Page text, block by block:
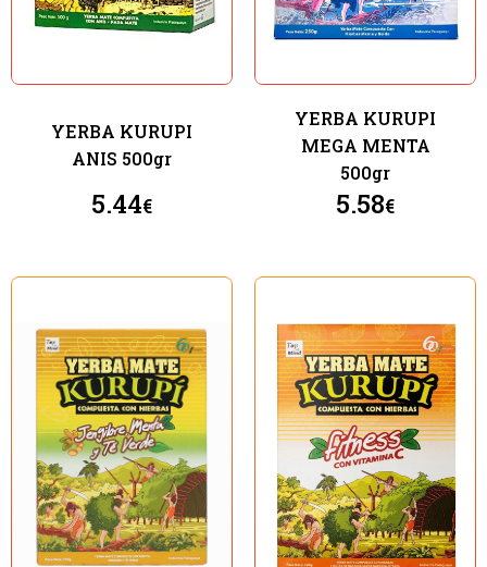
YERBA KURUPI
ANIS 500gr
5.44€
YERBA KURUPI
MEGA MENTA
500gr
5.58€